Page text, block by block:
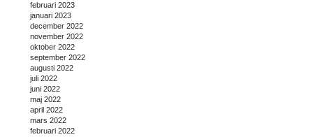
februari 2023
januari 2023
december 2022
november 2022
oktober 2022
september 2022
augusti 2022
juli 2022
juni 2022
maj 2022
april 2022
mars 2022
februari 2022